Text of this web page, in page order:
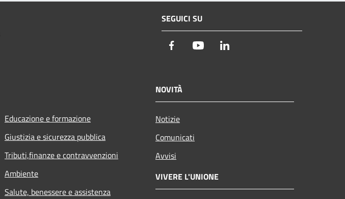
SEGUICI SU
Facebook Youtube
Educazione e formazione
Giustizia e sicurezza pubblica
Tributi,finanze e contravvenzioni
Ambiente
Salute, benessere e assistenza
NOVITÀ
Notizie
Comunicati
Avvisi
VIVERE L'UNIONE